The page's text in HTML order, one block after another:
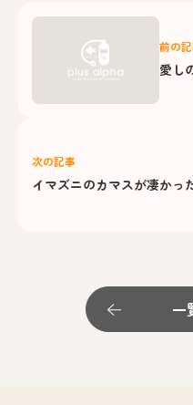
前の
愛し
次の記事
イマズニのカマスが凄かっ
一